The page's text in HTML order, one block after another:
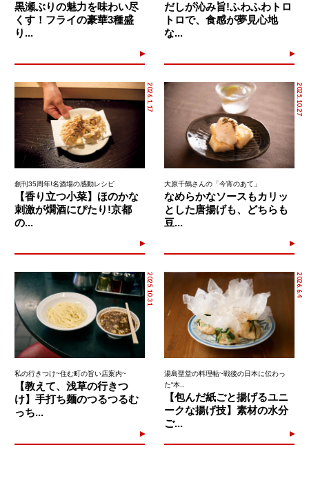
黒瀬ぶりの魅力を味わい尽
くす！フライの豪華3種盛
り...
だしが沁み旨!ふわふわトロ
トロで、食感が夢見心地
な...
2026.1.17
創刊35周年!名酒場の感動レシピ
【香り立つ小菜】ほのかな
刺激が燗酒にぴたり!京都
の...
2025.10.27
大原千鶴さんの「今宵のあて」
なめらかなソースもカリッ
とした唐揚げも、どちらも
豆...
2025.10.31
私の行きつけ~住む町の旨い店案内~
【教えて、浅草の行きつ
け】手打ち麺のつるつるむ
っち...
2026.6.4
湯島聖堂の料理帖~戦後の日本に伝わっ
た“本..
【包んだ紙ごと揚げるユニ
ークな揚げ技】素材の水分
ご...